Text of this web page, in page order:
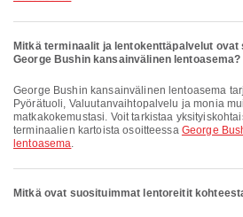
Mitkä terminaalit ja lentokenttäpalvelut
George Bushin kansainvälinen lentoasema?
George Bushin kansainvälinen lentoasema tarjoaa Lentokenttähotelli,
Pyörätuoli, Valuutanvaihtopalvelu ja monia
matkakokemustasi. Voit tarkistaa
terminaalien kartoista osoitteessa George
lentoasema.
Mitkä ovat suosituimmat lentoreitit